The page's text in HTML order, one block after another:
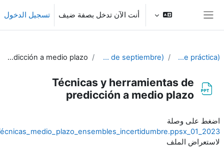
إلى المحتوى الرئيسي
أنت الآن تدخل بصفة ضيف تسجيل الدخول
PIB-M 4ª Ed. (fase práctica)
4º SEMANA (Del 25 al 29 de septiembre))
Técnicas y herramientas de predicción a medio plazo
Técnicas y herramientas de
predicción a medio plazo
اضغط على وصلة
2023_01_Técnicas_medio_plazo_ensembles_incertidumbre.ppsx
لاستعراض الملف